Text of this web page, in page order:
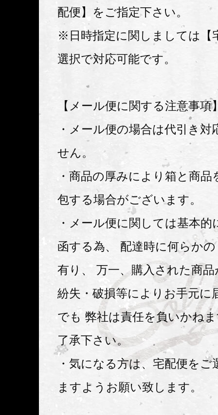
配便】をご指定下さい。
※日時指定に関しましては【
選択で対応可能です。
【メール便に関する注意事項
・メール便の場合は代引き対
せん。
・商品の厚みにより箱と商
包する場合がございます。
・メール便に関しては基本
函する為、 配達時に何らか
有り、 万一、購入された商
紛失・破損等によりお手元に
でも 弊社は責任を負いかね
了承下さい。
・気になる方は、宅配便を
ますようお願い致します。